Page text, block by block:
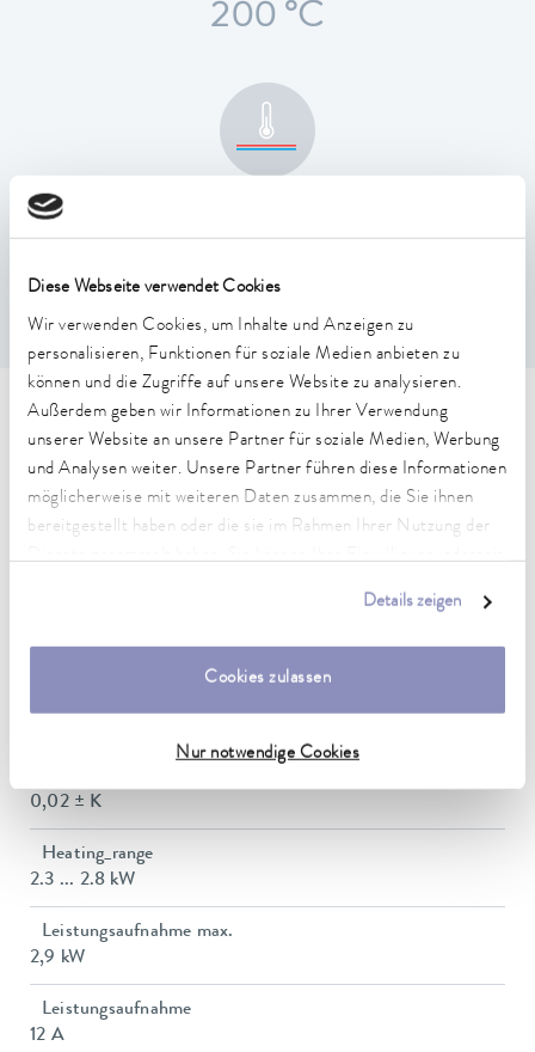
Diese Webseite verwendet Cookies
Wir verwenden Cookies, um Inhalte und Anzeigen zu
personalisieren, Funktionen für soziale Medien anbieten zu
können und die Zugriffe auf unsere Website zu analysieren.
Außerdem geben wir Informationen zu Ihrer Verwendung
unserer Website an unsere Partner für soziale Medien, Werbung
und Analysen weiter. Unsere Partner führen diese Informationen
möglicherweise mit weiteren Daten zusammen, die Sie ihnen
bereitgestellt haben oder die sie im Rahmen Ihrer Nutzung der
Details zeigen
Cookies zulassen
Nur notwendige Cookies
200 °C
Technische Merkmale (nach
DIN 12876)
-20 ... 200 °C
0,02 ± K
Heating_range
2.3 ... 2.8 kW
Leistungsaufnahme max.
2,9 kW
Leistungsaufnahme
12 A